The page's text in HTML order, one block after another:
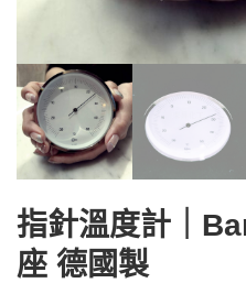
指針溫度計｜
座 德國製